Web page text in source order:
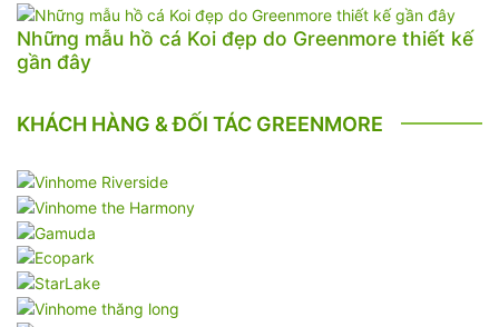
Những mẫu hồ cá Koi đẹp do Greenmore thiết kế
gần đây
KHÁCH HÀNG & ĐỐI TÁC GREENMORE